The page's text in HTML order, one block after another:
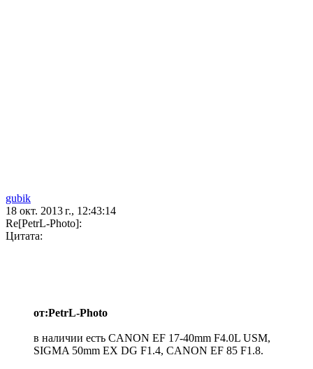
gubik
18 окт. 2013 г., 12:43:14
Re[PetrL-Photo]:
Цитата:
от:PetrL-Photo
в наличии есть CANON EF 17-40mm F4.0L USM,
SIGMA 50mm EX DG F1.4, CANON EF 85 F1.8.